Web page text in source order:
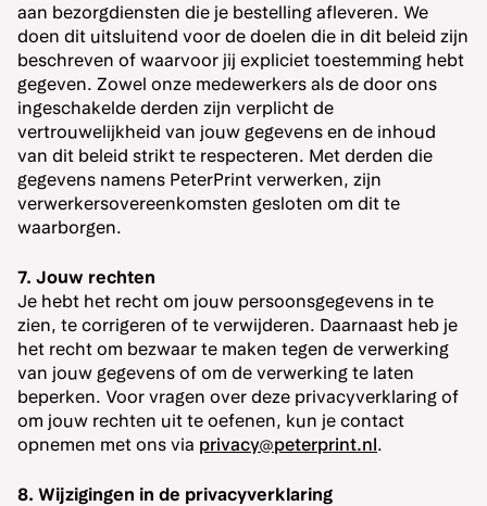
aan bezorgdiensten die je bestelling afleveren. We
doen dit uitsluitend voor de doelen die in dit beleid zijn
beschreven of waarvoor jij expliciet toestemming hebt
gegeven. Zowel onze medewerkers als de door ons
ingeschakelde derden zijn verplicht de
vertrouwelijkheid van jouw gegevens en de inhoud
van dit beleid strikt te respecteren. Met derden die
gegevens namens PeterPrint verwerken, zijn
verwerkersovereenkomsten gesloten om dit te
waarborgen.
7. Jouw rechten
Je hebt het recht om jouw persoonsgegevens in te
zien, te corrigeren of te verwijderen. Daarnaast heb je
het recht om bezwaar te maken tegen de verwerking
van jouw gegevens of om de verwerking te laten
beperken. Voor vragen over deze privacyverklaring of
om jouw rechten uit te oefenen, kun je contact
opnemen met ons via privacy@peterprint.nl.
8. Wijzigingen in de privacyverklaring